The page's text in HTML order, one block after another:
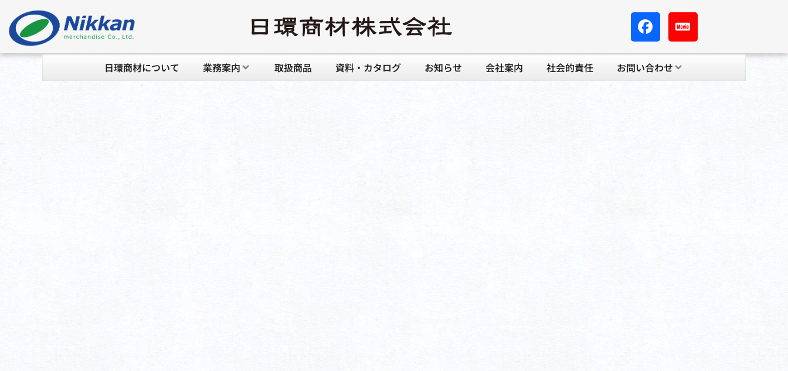
日環商材について 業務案内 取扱商品 資料・カタログ お知らせ 会社案内 社会的責任 お問い合わせ